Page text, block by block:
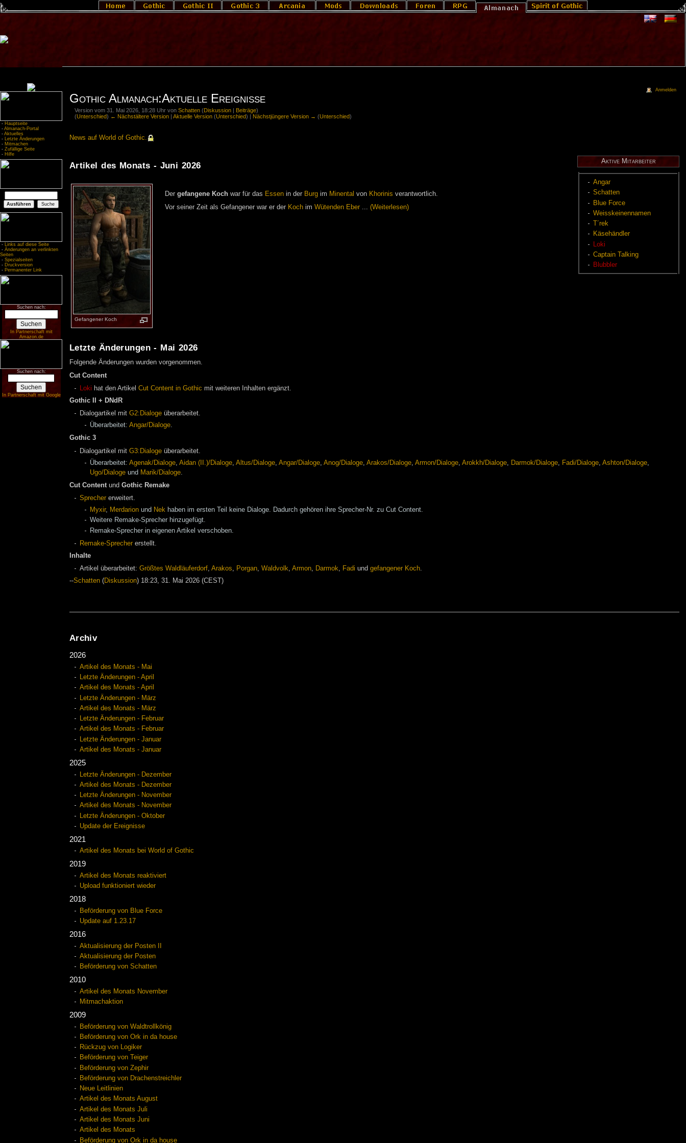
- Hauptseite
- Almanach-Portal
- Aktuelles
- Letzte Änderungen
- Mitmachen
- Zufällige Seite
- Hilfe
- Links auf diese Seite
- Änderungen an verlinkten
Seiten
- Spezialseiten
- Druckversion
- Permanenter Link
Suchen nach:
In Partnerschaft mit
Amazon.de
Suchen nach:
In Partnerschaft mit Google
Gothic Almanach:Aktuelle Ereignisse
Version vom 31. Mai 2026, 18:28 Uhr vonSchatten (Diskussion | Beiträge)
(Unterschied) ← Nächstältere Version |Aktuelle Version (Unterschied) | Nächstjüngere Version → (Unterschied)
News auf World of Gothic.
Ak­ti­ve Mit­ar­bei­ter
An­gar
Schat­ten
Blue Force
Weiss­kei­nen­na­men
T´rek
Kä­se­händ­ler
Loki
Cap­tain Tal­king
Blub­b­ler
Artikel des Monats - Juni 2026
Ge­fan­ge­ner Koch
Der ge­fan­ge­ne Kochwar für das Es­senin der Burgim Mi­nen­tal von Kho­ri­nis ver­ant­wort­lich.
Vor sei­ner Zeit als Ge­fan­ge­ner war er der Kochim Wü­ten­den Eber... (Wei­ter­le­sen)
Letzte Änderungen - Mai 2026
Folgende Änderungen wurden vorgenommen.
Cut Content
Loki hat den Artikel Cut Content in Gothic mit weiteren Inhalten ergänzt.
Gothic II + DNdR
Dialogartikel mit G2:Dialoge überarbeitet.
Überarbeitet:Angar/Dialoge.
Gothic 3
Dialogartikel mit G3:Dialoge überarbeitet.
Überarbeitet:Agenak/Dialoge ,Aidan (II.)/Dialoge ,Altus/Dialoge ,Angar/Dialoge ,Anog/Dialoge ,Arakos/Dialoge ,Armon/Dialoge ,Arokkh/Dialoge Darmok/Dialoge Fadi/Dialoge ,Ashton/Dialoge
Ugo/Dialoge und Marik/Dialoge
Cut Contentund Gothic Remake
Sprecher erweitert.
Myxir, Merdarion und Nek haben im ersten Teil keine Dialoge. Dadurch gehören ihre Sprecher-Nr. zu Cut Content.
Weitere Remake-Sprecher hinzugefügt.
Remake-Sprecher in eigenen Artikel verschoben.
Remake-Sprecher erstellt.
Inhalte
Artikel überarbeitet: Größtes Waldläuferdorf, Arakos, Porgan‎, Waldvolk‎, Armon, Darmok, Fadi und gefangener Koch.
--Schatten(Diskussion) 18:23, 31. Mai 2026 (CEST)
Archiv
2026
Artikel des Monats - Mai
Letzte Änderungen - April
Artikel des Monats - April
Letzte Änderungen - März
Artikel des Monats - März
Letzte Änderungen - Februar
Artikel des Monats - Februar
Letzte Änderungen - Januar
Artikel des Monats - Januar
2025
Letzte Änderungen - Dezember
Artikel des Monats - Dezember
Letzte Änderungen - November
Artikel des Monats - November
Letzte Änderungen - Oktober
Update der Ereignisse
2021
Artikel des Monats bei World of Gothic
2019
Artikel des Monats reaktiviert
Upload funktioniert wieder
2018
Beförderung von Blue Force
Update auf 1.23.17
2016
Aktualisierung der Posten II
Aktualisierung der Posten
Beförderung von Schatten
2010
Artikel des Monats November
Mitmachaktion
2009
Beförderung von Waldtrollkönig
Beförderung von Ork in da house
Rückzug von Logiker
Beförderung von Teiger
Beförderung von Zephir
Beförderung von Drachenstreichler
Neue Leitlinien
Artikel des Monats August
Artikel des Monats Juli
Artikel des Monats Juni
Artikel des Monats
Beförderung von Ork in da house
Anmelden